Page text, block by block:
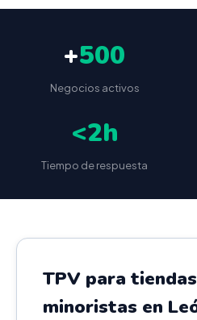
+500
Negocios activos
<2h
Tiempo de respuesta
TPV para
minoristas en